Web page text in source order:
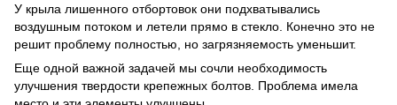
У крыла лишенного отбортовок они подхватывались
воздушным потоком и летели прямо в стекло. Конечно это не
решит проблему полностью, но загрязняемость уменьшит.
Еще одной важной задачей мы сочли необходимость
улучшения твердости крепежных болтов. Проблема имела